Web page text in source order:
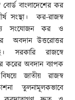
বোর্ড বাংলাদেশের কর
সংস্থা। কর-রাজস্ব
সংযোজন কর ও
অবদান উত্তরোত্তর
সরকারি রাজস্বে
অবদান ব্যাপক
জাতীয় রাজস্ব
তুলনামূলকভাবে